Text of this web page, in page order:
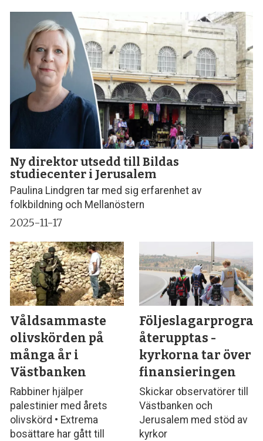
Ny direktor utsedd till Bildas
studiecenter i Jerusalem
Paulina Lindgren tar med sig erfarenhet av
folkbildning och Mellanöstern
2025-11-17
Våldsammaste
olivskörden på
många år i
Västbanken
Rabbiner hjälper
palestinier med årets
olivskörd • Extrema
bosättare har gått till
återupptas -
kyrkorna tar över
finansieringen
Skickar observatörer till
Västbanken och
Jerusalem med stöd av
kyrkor